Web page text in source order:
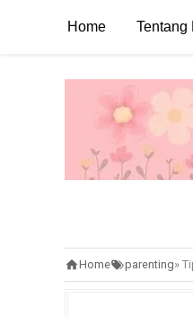
Home Tentang
Home parenting»